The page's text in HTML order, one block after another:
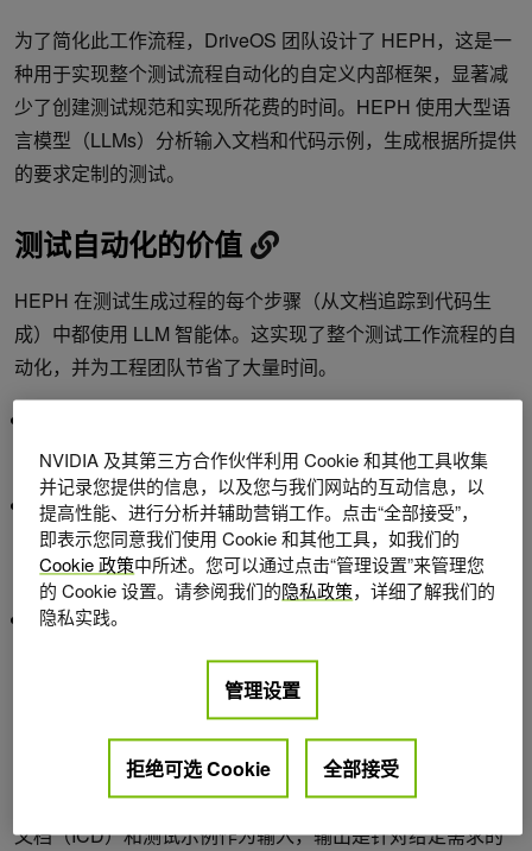
为了简化此工作流程，DriveOS 团队设计了 HEPH，这是一
种用于实现整个测试流程自动化的自定义内部框架，显著减
少了创建测试规范和实现所花费的时间。HEPH 使用大型语
言模型（LLMs）分析输入文档和代码示例，生成根据所提供
的要求定制的测试。
测试自动化的价值
HEPH 在测试生成过程的每个步骤（从文档追踪到代码生
成）中都使用 LLM 智能体。这实现了整个测试工作流程的自
动化，并为工程团队节省了大量时间。
多个试点团队的试验中，团队报告节省了多达 10 周的开
发时间。
上下文感知测试生成：HEPH 使用项目文档和接口规范生
成测试规范和实现。每个测试都经过编译、执行和验证，
以确保正确性。测试覆盖率数据会反馈回模型，以进一步
优化测试生成。
多格式支持和模块化：HEPH 支持各种输入格式，包括
Confluence 和 JIRA 集成。
HEPH 的工作原理是什么？
HEPH 接受软件需求、软件架构文档（SWAD）、接口控制
文档（ICD）和测试示例作为输入，输出是针对给定需求的
NVIDIA 及其第三方合作伙伴利用 Cookie 和其他工具收集
并记录您提供的信息，以及您与我们网站的互动信息，以
提高性能、进行分析并辅助营销工作。点击“全部接受”，
即表示您同意我们使用 Cookie 和其他工具，如我们的
Cookie 政策中所述。您可以通过点击“管理设置”来管理您
的 Cookie 设置。请参阅我们的隐私政策，详细了解我们的
隐私实践。
管理设置
拒绝可选 Cookie 全部接受